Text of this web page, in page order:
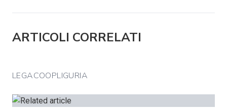
ARTICOLI CORRELATI
LEGACOOPLIGURIA